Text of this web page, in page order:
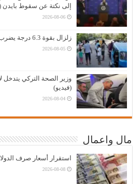
إلى نكتة عن سقوط بايدن
2026-08-06
زلزال بقوة 6.3 درجة يضرب جنوب الفلبين (فيديو)
2026-08-05
وزير الصحة التركي يتدخل
(فيديو)
2026-08-04
مال واعمال
استقرار أسعار صرف
2026-08-08